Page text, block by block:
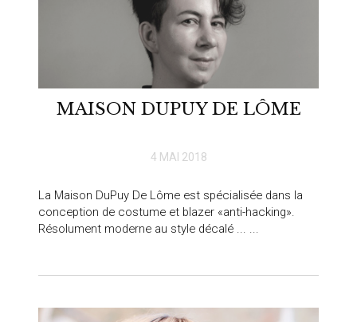
MAISON DUPUY DE LÔME
4 MAI 2018
La Maison DuPuy De Lôme est spécialisée dans la
conception de costume et blazer «anti-hacking».
Résolument moderne au style décalé ... ...